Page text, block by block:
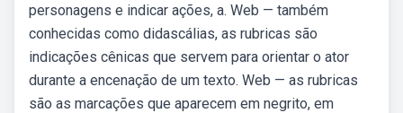
personagens e indicar ações, a. Web — também
conhecidas como didascálias, as rubricas são
indicações cênicas que servem para orientar o ator
durante a encenação de um texto. Web — as rubricas
são as marcações que aparecem em negrito, em